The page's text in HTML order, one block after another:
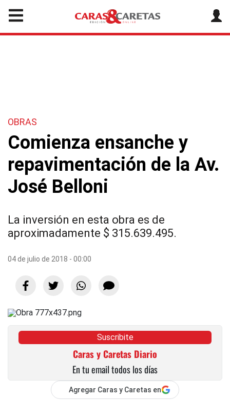
OBRAS
Comienza ensanche y
repavimentación de la Av.
José Belloni
La inversión en esta obra es de
aproximadamente $ 315.639.495.
04 de julio de 2018 - 00:00
Suscribite
Caras y Caretas Diario
En tu email todos los días
Agregar Caras y Caretas en